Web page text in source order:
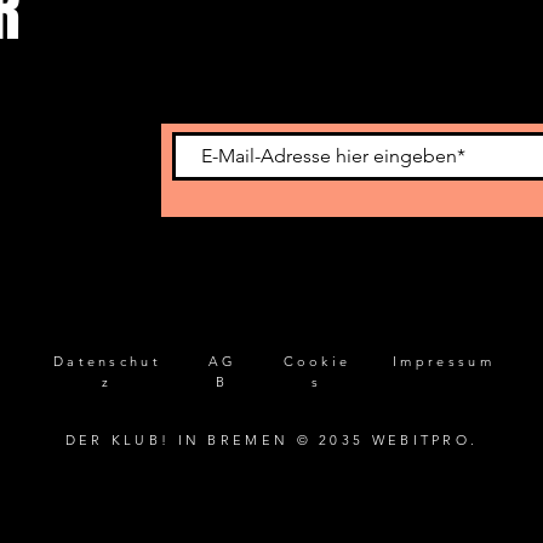
Datenschut
z
AG
B
Cookie
s
Impressum
DER KLUB! IN BREMEN © 2035 WEBITPRO.